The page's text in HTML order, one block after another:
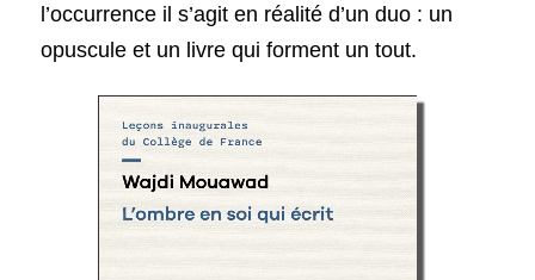
l’occurrence il s’agit en réalité d’un duo : un
opuscule et un livre qui forment un tout.